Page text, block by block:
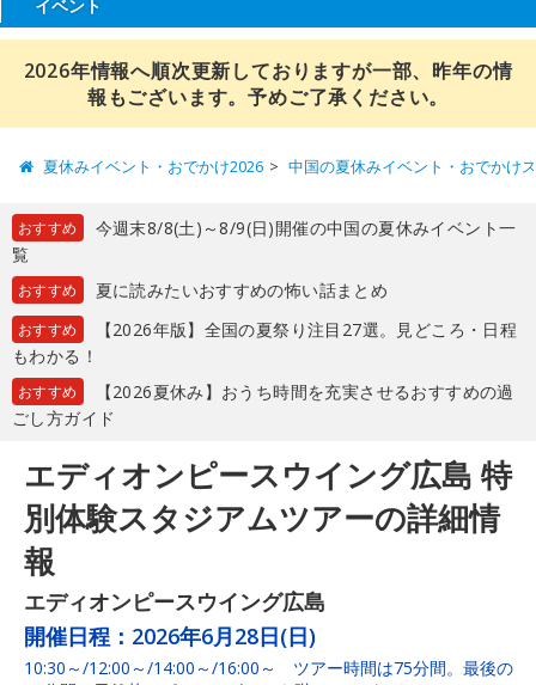
イベント
2026年情報へ順次更新しておりますが一部、昨年の情
報もございます。予めご了承ください。
夏休みイベント・おでかけ2026 中国の夏休みイベント・おでかけ
おすすめ
今週末8/8(土)～8/9(日)開催の中国の夏休みイベント一
覧
おすすめ 夏に読みたいおすすめの怖い話まとめ
おすすめ
【2026年版】全国の夏祭り注目27選。見どころ・日程
もわかる！
おすすめ
【2026夏休み】おうち時間を充実させるおすすめの過
ごし方ガイド
エディオンピースウイング広島 特
別体験スタジアムツアーの詳細情
報
エディオンピースウイング広島
開催日程： 2026年6月28日(日)
10:30～/12:00～/14:00～/16:00～ ツアー時間は75分間。最後の